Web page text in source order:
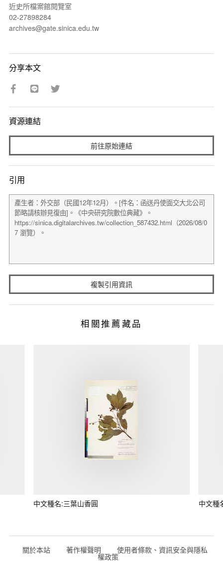
近史所檔案館閱覽室
02-27898284
archives@gate.sinica.edu.tw
分享本文
資源連結
前往原始連結
引用
複製引用資訊
相關推薦藏品
中文種名:三葉山香圓 中文種
關於本站 著作權聲明 使用者條款、資訊安全與隱私
權政策